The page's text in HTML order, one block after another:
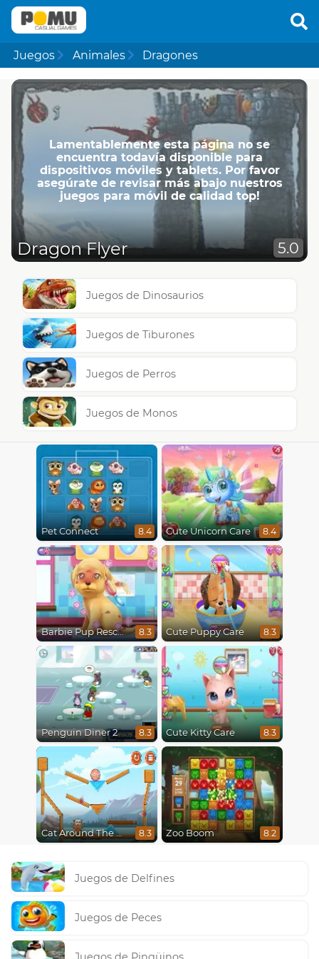
Juegos Animales Dragones
Lamentablemente esta página no se
encuentra todavía disponible para
dispositivos móviles y tablets. Por favor
asegúrate de revisar más abajo nuestros
juegos para móvil de calidad top!
Dragon Flyer 5.0
Juegos de Dinosaurios
Juegos de Tiburones
Juegos de Perros
Juegos de Monos
Pet Connect 8.4 Cute Unicorn Care 8.4
Barbie Pup Rescue 8.3 Cute Puppy Care 8.3
Penguin Diner 2 8.3 Cute Kitty Care 8.3
Cat Around The World 8.3 Zoo Boom 8.2
Juegos de Delfines
Juegos de Peces